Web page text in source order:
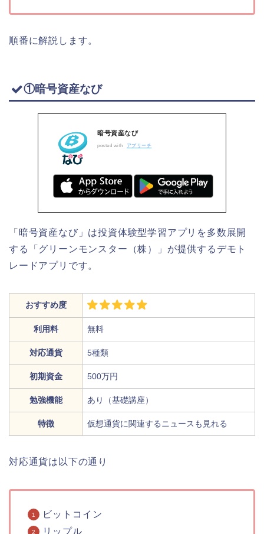
順番に解説します。
①暗号資産なび
暗号資産なび
posted with アプリーチ
「暗号資産なび」は投資体験型学習アプリを多数展開
する「グリーンモンスター（株）」が提供するデモト
レードアプリです。
おすすめ度
利用料 無料
対応通貨 5種類
初期資金 500万円
勉強機能 あり（基礎講座）
特徴 仮想通貨に関連するニュースも見れる
対応通貨は以下の通り
ビットコイン
リップル